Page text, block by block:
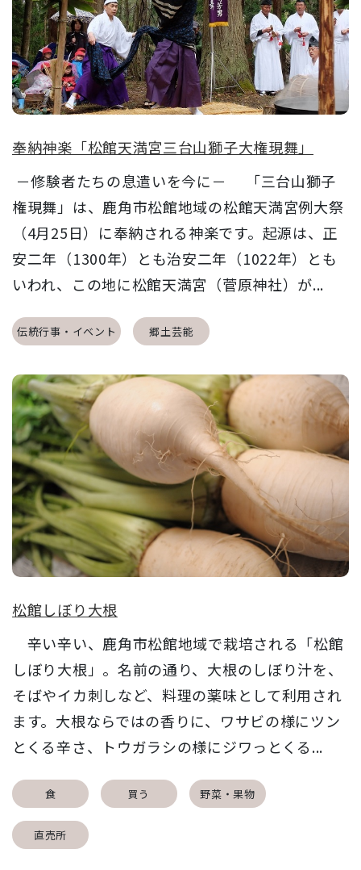
奉納神楽「松館天満宮三台山獅子大権現舞」
－修験者たちの息遣いを今に－ 「三台山獅子
権現舞」は、鹿角市松館地域の松館天満宮例大祭
（4月25日）に奉納される神楽です。起源は、正
安二年（1300年）とも治安二年（1022年）とも
いわれ、この地に松館天満宮（菅原神社）が...
伝統行事・イベント 郷土芸能
松館しぼり大根
辛い辛い、鹿角市松館地域で栽培される「松館
しぼり大根」。名前の通り、大根のしぼり汁を、
そばやイカ刺しなど、料理の薬味として利用され
ます。大根ならではの香りに、ワサビの様にツン
とくる辛さ、トウガラシの様にジワっとくる...
食 買う 野菜・果物
直売所